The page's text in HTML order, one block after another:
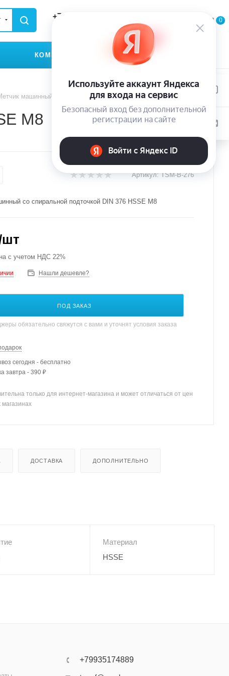
+79935174889 0
КОМПАНИЯ КОНТАКТЫ
машинный со спиральной подточкой DIN 376 HSSE M8
M8
Артикул: TSM-B-276
со спиральной подточкой DIN 376 HSSE M8
с учетом НДС 22%
Нашли дешевле?
ПОД ЗАКАЗ
обязательно свяжутся с вами и уточнят условия заказа
сегодня - бесплатно
завтра - 390 ₽
только для интернет-магазина и может отличаться от цен
магазинах
ДОСТАВКА ДОПОЛНИТЕЛЬНО
Материал
HSSE
+79935174889